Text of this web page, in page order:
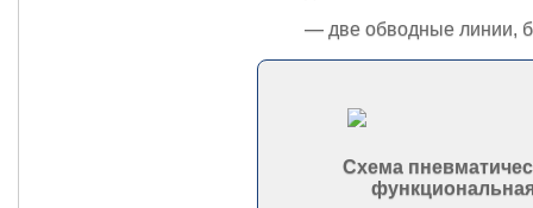
— две обводные линии,
Схема